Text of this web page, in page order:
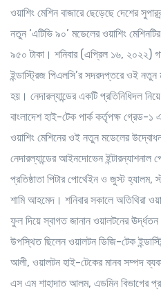
ওয়াশিং মেশিন বাজারে ছেড়েছে দেশের
নতুন ‘এটিভি ৯০’ মডেলের ওয়াশিং
৯৫০ টাকা। শনিবার (এপ্রিল ১৬, ২০২২)
ইন্ডাস্ট্রিজ পিএলসি’র সদরদপ্তরে ওই
হয়। নেদারল্যান্ডের একটি প্রতিনিধিদল
বাংলাদেশ হাই-টেক পার্ক কর্তৃপক্ষ গ্রেড-১
ওয়াশিং মেশিনের ওই নতুন মডেলের
নেদারল্যান্ডের আইনদোভেন
প্রতিষ্ঠাতা পিটার পোর্থেইন ও জুস্ট হ্যালম,
শামি আহমেদ। শনিবার সকালে অতিথিরা
ফুল দিয়ে স্বাগত জানান ওয়ালটনের
উপস্থিত ছিলেন ওয়ালটন ডিজি-টেক
আলী, ওয়ালটন হাই-টেকের মানব সম্পদ
এস এম শাহাদাত আলম, এডমিন বিভাগের